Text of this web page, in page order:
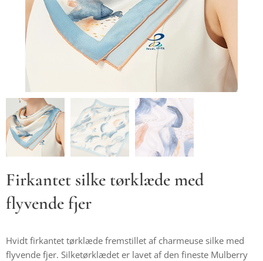
Firkantet silke tørklæde med
flyvende fjer
Hvidt firkantet tørklæde fremstillet af charmeuse silke med
flyvende fjer. Silketørklædet er lavet af den fineste Mulberry